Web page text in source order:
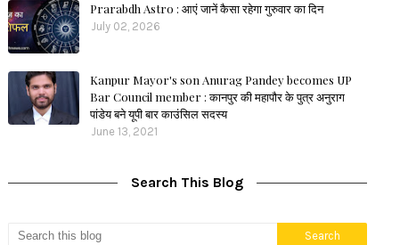
Prarabdh Astro : आएं जानें कैसा रहेगा गुरुवार का दिन
July 02, 2026
Kanpur Mayor's son Anurag Pandey becomes UP
Bar Council member : कानपुर की महापौर के पुत्र अनुराग
पांडेय बने यूपी बार काउंसिल सदस्य
June 13, 2021
Search This Blog